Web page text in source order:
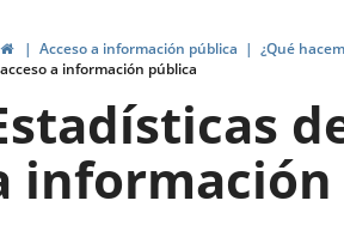
InicioAcceso a información pública ¿Qué
acceso a información pública